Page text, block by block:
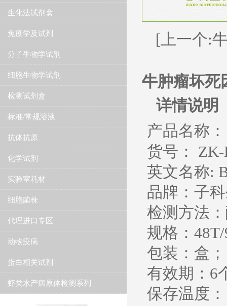
生化法试剂盒
免疫学及试剂
分子生物学试剂
细胞生物学试剂
检测试剂盒
标准/常规溶液
抗体抗原
化学试剂
实验室耗材
细胞菌株
代理进口专区
动物疫病
蛋白相关试剂
虾类水产病原体检测系列
[上一个:
牛肿瘤坏死
详情说明
产品名称：
货号： ZK-
英文名称:
品牌：子
检测方法
规格：
包装：盒；
有效期： 6
保存温度 ：